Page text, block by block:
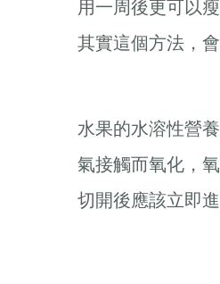
用一周後更可以
其實這個方法，
水果的水溶性營
氣接觸而氧化，
切開後應該立即